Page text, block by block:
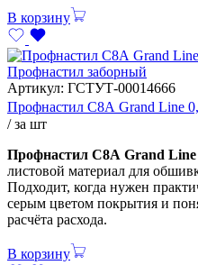
В корзину
Профнастил заборный
Артикул: ГСТУТ-00014666
Профнастил С8А Grand Line
/ за шт
Профнастил С8А Grand Line
листовой материал для
Подходит, когда нужен
серым цветом покрытия и
расчёта расхода.
В корзину